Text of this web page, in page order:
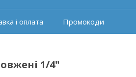
і оплата Промокоди
1/4"